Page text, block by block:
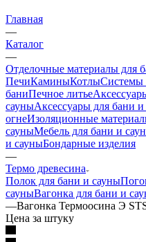
Главная
—
Каталог
—
Отделочные материалы для
ПечиКаминыКотлыСистемы
баниПечное литье
сауныАксессуары для бани
огнеИзоляционные
сауныМебель для бани и
и сауныБондарные изделия
—
Термо древесина
Полок для бани и сауны
сауныВагонка для бани и
—Вагонка Термоосина Э
Цена за штуку